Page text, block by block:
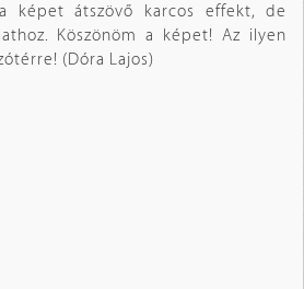
képet átszövő karcos effekt, de
Köszönöm a képet! Az ilyen
(Dóra Lajos)